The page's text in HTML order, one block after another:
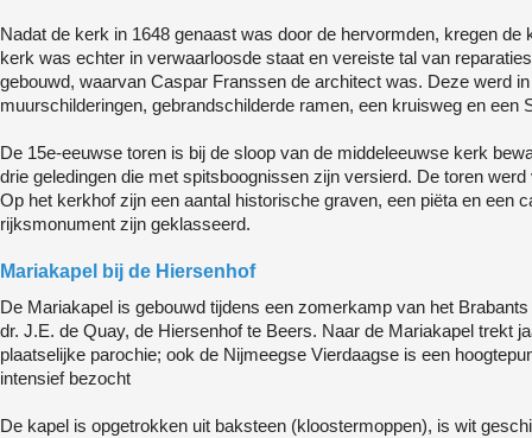
Nadat de kerk in 1648 genaast was door de hervormden, kregen
kerk was echter in verwaarloosde staat en vereiste tal van
gebouwd, waarvan Caspar Franssen de architect was. Deze werd
muurschilderingen, gebrandschilderde ramen, een kruisweg en een
De 15e-eeuwse toren is bij de sloop van de middeleeuwse kerk
drie geledingen die met spitsboognissen zijn versierd. De toren
Op het kerkhof zijn een aantal historische graven, een piëta en een
rijksmonument zijn geklasseerd.
Mariakapel bij de Hiersenhof
De Mariakapel is gebouwd tijdens een zomerkamp van het
dr. J.E. de Quay, de Hiersenhof te Beers. Naar de Mariakapel trekt
plaatselijke parochie; ook de Nijmeegse Vierdaagse is een
intensief bezocht
De kapel is opgetrokken uit baksteen (kloostermoppen), is wit